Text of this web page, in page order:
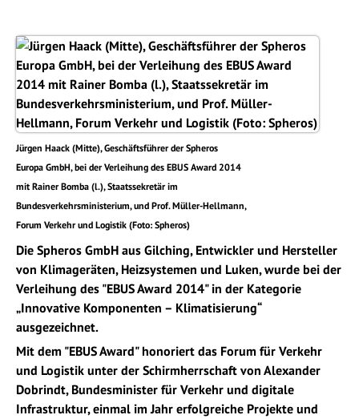
Jürgen Haack (Mitte), Geschäftsführer der Spheros
Europa GmbH, bei der Verleihung des EBUS Award 2014
mit Rainer Bomba (l.), Staatssekretär im
Bundesverkehrsministerium, und Prof. Müller-Hellmann,
Forum Verkehr und Logistik (Foto: Spheros)
Die Spheros GmbH aus Gilching, Entwickler und Hersteller
von Klimageräten, Heizsystemen und Luken, wurde bei der
Verleihung des "EBUS Award 2014" in der Kategorie
„Innovative Komponenten – Klimatisierung“
ausgezeichnet.
Mit dem "EBUS Award" honoriert das Forum für Verkehr
und Logistik unter der Schirmherrschaft von Alexander
Dobrindt, Bundesminister für Verkehr und digitale
Infrastruktur, einmal im Jahr erfolgreiche Projekte und